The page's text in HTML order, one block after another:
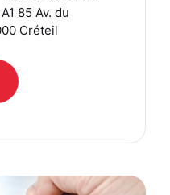
85 Av. du
Créteil